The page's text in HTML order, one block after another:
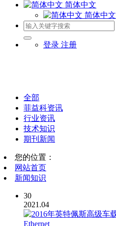
简体中文
简体中文
登录 注册
全部
菲益科资讯
行业资讯
技术知识
期刊新闻
您的位置：
网站首页
新闻知识
30
2021.04